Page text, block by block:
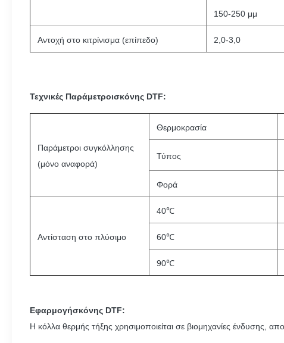
150-250 μμ
Αντοχή στο κιτρίνισμα (επίπεδο) 2,0-3,0
Τεχνικές Παράμετροισκόνης DTF:
Παράμετροι συγκόλλησης
(μόνο αναφορά)
Θερμοκρασία
Τύπος
Φορά
Αντίσταση στο πλύσιμο
40℃
60℃
90℃
Εφαρμογήσκόνης DTF:
Η κόλλα θερμής τήξης χρησιμοποιείται σε βιομηχανίες ένδυσης,